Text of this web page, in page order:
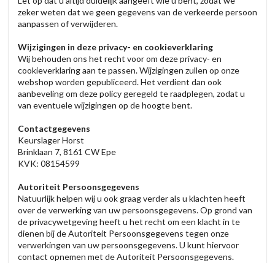
zeker weten dat we geen gegevens van de verkeerde persoon
aanpassen of verwijderen.
Wijzigingen in deze privacy- en cookieverklaring
Wij behouden ons het recht voor om deze privacy- en
cookieverklaring aan te passen. Wijzigingen zullen op onze
webshop worden gepubliceerd. Het verdient dan ook
aanbeveling om deze policy geregeld te raadplegen, zodat u
van eventuele wijzigingen op de hoogte bent.
Contactgegevens
Keurslager Horst
Brinklaan 7, 8161 CW Epe
KVK: 08154599
Autoriteit Persoonsgegevens
Natuurlijk helpen wij u ook graag verder als u klachten heeft
over de verwerking van uw persoonsgegevens. Op grond van
de privacywetgeving heeft u het recht om een klacht in te
dienen bij de Autoriteit Persoonsgegevens tegen onze
verwerkingen van uw persoonsgegevens. U kunt hiervoor
contact opnemen met de Autoriteit Persoonsgegevens.